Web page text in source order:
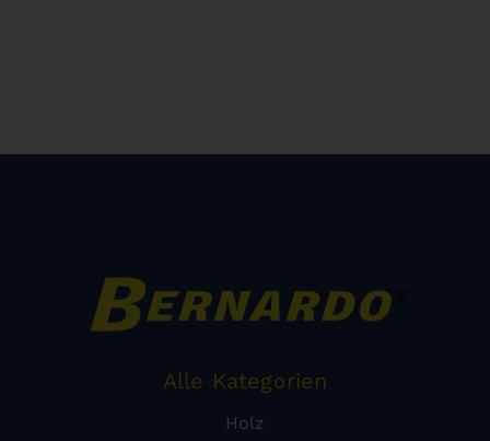
Alle Kategorien
Holz